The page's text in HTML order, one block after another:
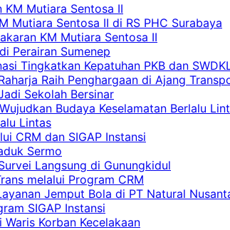
KM Mutiara Sentosa II
Mutiara Sentosa II di RS PHC Surabaya
KM Mutiara Sentosa II
Perairan Sumenep
Tingkatkan Kepatuhan PKB dan
Raih Penghargaan di Ajang
Sekolah Bersinar
Budaya Keselamatan Berlalu
Lintas
CRM dan SIGAP Instansi
Sermo
Langsung di Gunungkidul
melalui Program CRM
Jemput Bola di PT Natural
SIGAP Instansi
Korban Kecelakaan